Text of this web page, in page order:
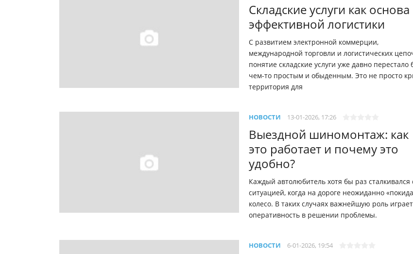
Складские услуги как основа
эффективной логистики
С развитием электронной коммерции,
международной торговли и логистических
понятие складские услуги уже давно перестало
чем-то простым и обыденным. Это не просто
территория для
НОВОСТИ 13-01-2026, 17:26
Выездной шиномонтаж: как
это работает и почему это
удобно?
Каждый автолюбитель хотя бы раз сталкивался
ситуацией, когда на дороге неожиданно
колесо. В таких случаях важнейшую роль играет
оперативность в решении проблемы.
НОВОСТИ 6-01-2026, 19:54